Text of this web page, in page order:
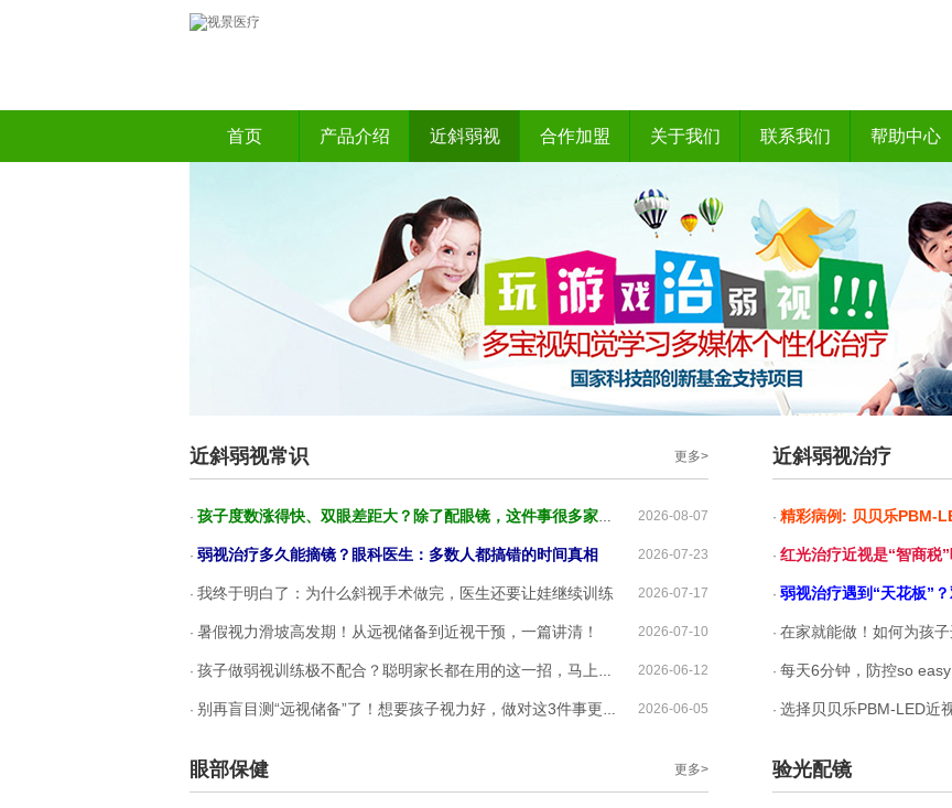
首页 产品介绍 近斜弱视 合作加盟 关于我们 联系我们 帮助中心
近斜弱视常识 更多>
· 孩子度数涨得快、双眼差距大？除了配眼镜，这件事很多家长都漏了 2026-08-07
· 弱视治疗多久能摘镜？眼科医生：多数人都搞错的时间真相 2026-07-23
· 我终于明白了：为什么斜视手术做完，医生还要让娃继续训练 2026-07-17
· 暑假视力滑坡高发期！从远视储备到近视干预，一篇讲清！ 2026-07-10
· 孩子做弱视训练极不配合？聪明家长都在用的这一招，马上分享给你！ 2026-06-12
· 别再盲目测“远视储备”了！想要孩子视力好，做对这3件事更省心 2026-06-05
近斜弱视治疗
· 精彩病例: 贝贝乐PBM-LED
· 红光治疗近视是“智商税
· 弱视治疗遇到“天花板”？
· 在家就能做！如何为孩子
· 每天6分钟，防控so easy！
· 选择贝贝乐PBM-LED近视治
眼部保健 更多> 验光配镜